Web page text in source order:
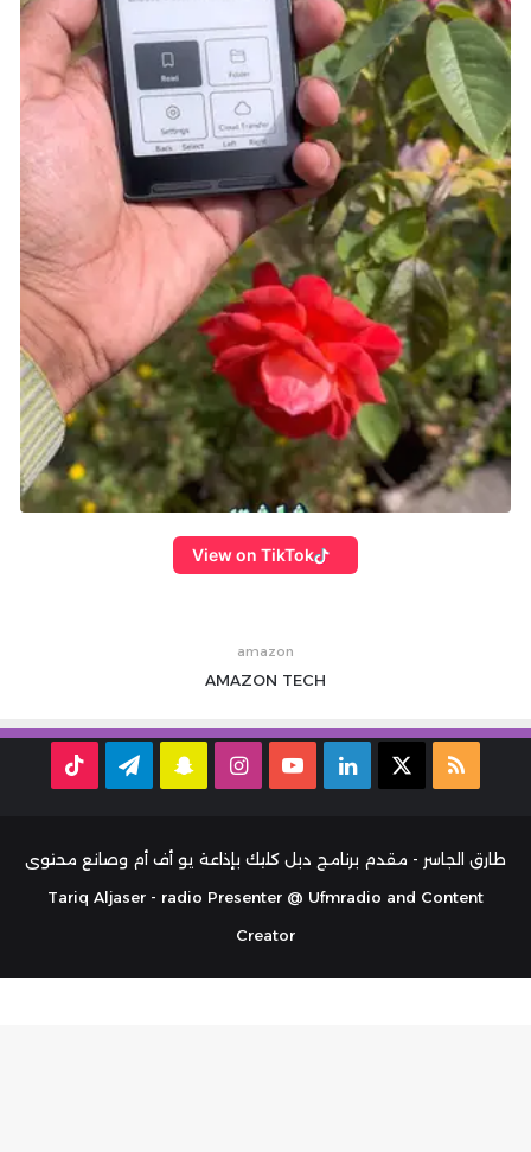
View on TikTok
amazon
AMAZON TECH
ملخص
RSS
لينكدإن ‫YouTubeانستقرامسناب تيلقرام
طارق الجاسر - مقدم برنامج دبل كليك بإذاعة يو أف أم وصانع محتوى
Tariq Aljaser - radio Presenter @ Ufmradio and Content
Creator